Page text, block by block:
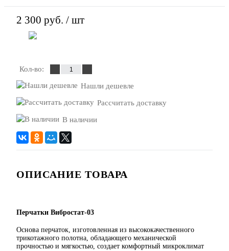
2 300 руб. / шт
Кол-во:
Нашли дешевле
Рассчитать доставку
В наличии
ОПИСАНИЕ ТОВАРА
Перчатки Вибростат-03
Основа перчаток, изготовленная из высококачественного
трикотажного полотна, обладающего механической
прочностью и мягкостью, создает комфортный микроклимат